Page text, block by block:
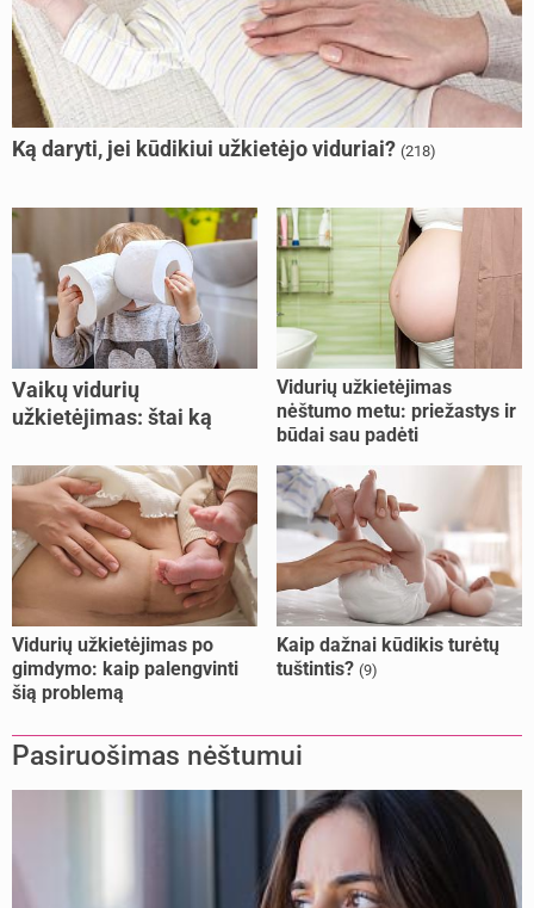
Ką daryti, jei kūdikiui užkietėjo viduriai? (218)
Vaikų vidurių
užkietėjimas: štai ką
Vidurių užkietėjimas
nėštumo metu: priežastys ir
būdai sau padėti
Vidurių užkietėjimas po
gimdymo: kaip palengvinti
šią problemą
Kaip dažnai kūdikis turėtų
tuštintis? (9)
Pasiruošimas nėštumui